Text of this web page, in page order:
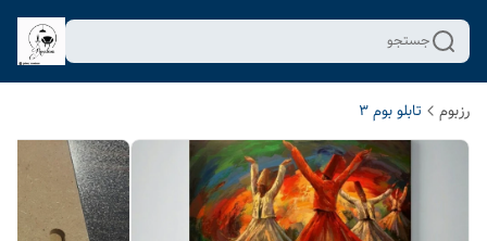
جستجو
رزبوم تابلو بوم 3